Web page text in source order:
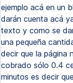
ejemplo acá en un
darán cuenta acá
texto y como se
una pequeña
decir que la página
cobrado sólo 0.4
minutos es decir